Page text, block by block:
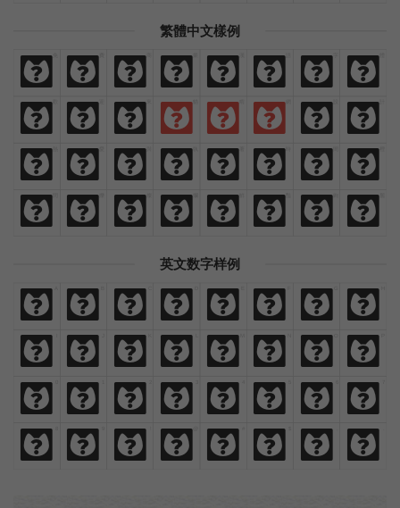
繁體中文樣例
免 費 商 業 漢 語 字 體
歡 迎 來 貓 啃 網 設 計
熱 愛 與
與 執
執 著 時 間
間 裡
裡
閃 爍 燦
燦 爛
爛 鮮 豔 絢
絢 麗
麗
英文数字样例
A B C D E F G H
I J K L M N O P
0 1 2 3 4 5 6 7
8 9 ! @ # $ , .